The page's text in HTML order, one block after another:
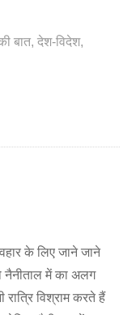
बात देश-विदेश
के लिए जाने जाने
नैनीताल में का अलग
विश्राम करते हैं